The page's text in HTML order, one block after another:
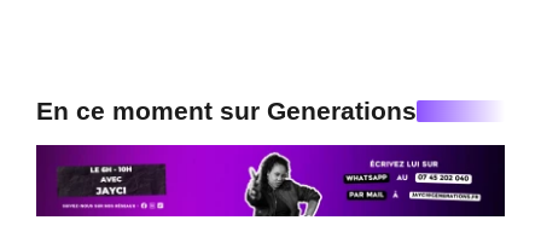
En ce moment sur Generations